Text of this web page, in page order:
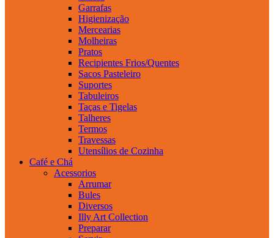
Garrafas
Higienização
Mercearias
Molheiras
Pratos
Recipientes Frios/Quentes
Sacos Pasteleiro
Suportes
Tabuleiros
Taças e Tigelas
Talheres
Termos
Travessas
Utensílios de Cozinha
Café e Chá
Acessorios
Arrumar
Bules
Diversos
Illy Art Collection
Preparar